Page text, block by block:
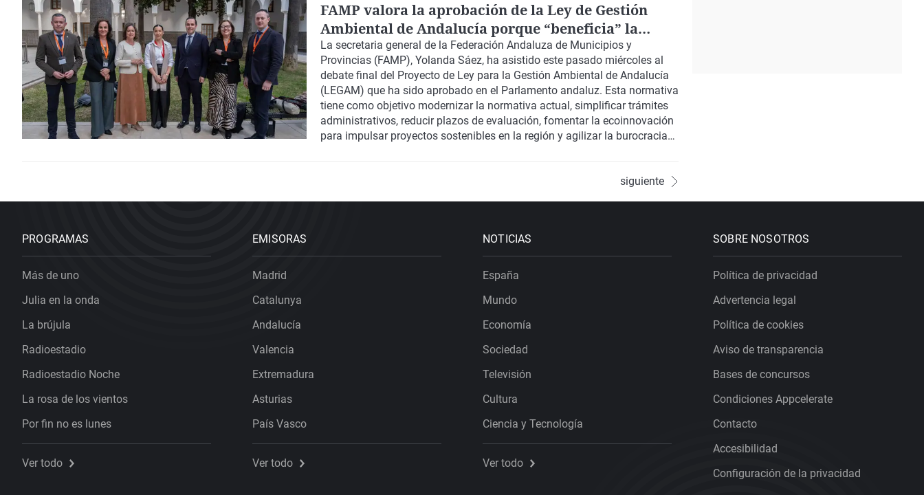
FAMP valora la aprobación de la Ley de Gestión
Ambiental de Andalucía porque “beneficia” la
gestión y simplificación de trámites
administrativos municipales
La secretaria general de la Federación Andaluza de Municipios y
Provincias (FAMP), Yolanda Sáez, ha asistido este pasado miércoles al
debate final del Proyecto de Ley para la Gestión Ambiental de Andalucía
(LEGAM) que ha sido aprobado en el Parlamento andaluz. Esta normativa
tiene como objetivo modernizar la normativa actual, simplificar trámites
administrativos, reducir plazos de evaluación, fomentar la ecoinnovación
para impulsar proyectos sostenibles en la región y agilizar la burocracia
siguiente
PROGRAMAS
Más de uno
Julia en la onda
La brújula
Radioestadio
Radioestadio Noche
La rosa de los vientos
Por fin no es lunes
Ver todo
EMISORAS
Madrid
Catalunya
Andalucía
Valencia
Extremadura
Asturias
País Vasco
Ver todo
NOTICIAS
España
Mundo
Economía
Sociedad
Televisión
Cultura
Ciencia y Tecnología
Ver todo
SOBRE NOSOTROS
Política de privacidad
Advertencia legal
Política de cookies
Aviso de transparencia
Bases de concursos
Condiciones Appcelerate
Contacto
Accesibilidad
Configuración de la privacidad